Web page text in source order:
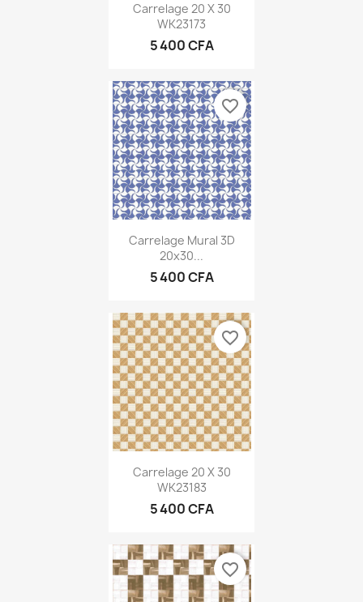
Carrelage 20 X 30
WK23173
5 400 CFA
Carrelage Mural 3D
20x30...
5 400 CFA
favorite_border
Carrelage 20 X 30
WK23183
5 400 CFA
favorite_border
favorite_border